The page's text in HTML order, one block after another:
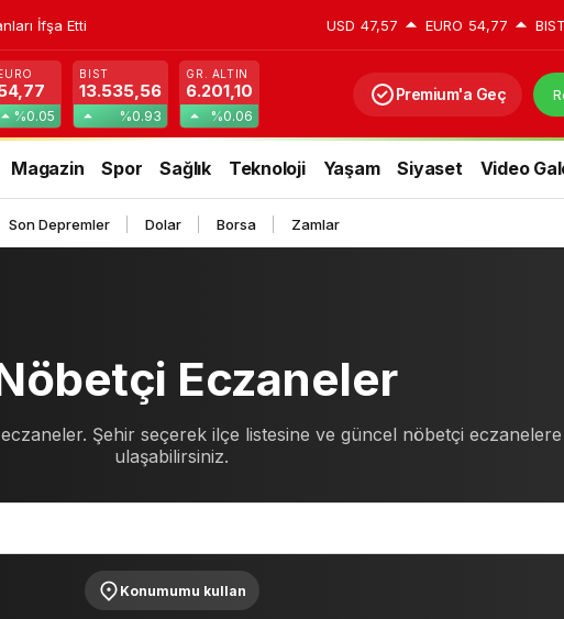
İfşa Etti USD 47,57 EURO 54,77 BIST
EURO
%0.05
BIST
13.535,56
%0.93
GR. ALTIN
6.201,10
%0.06
Premium'a Geç
Magazin Spor Sağlık Teknoloji Yaşam Siyaset Video
Son Depremler Dolar Borsa Zamlar
Eczaneler
Şehir seçerek ilçe listesine ve güncel nöbetçi eczanelere
ulaşabilirsiniz.
Konumumu kullan